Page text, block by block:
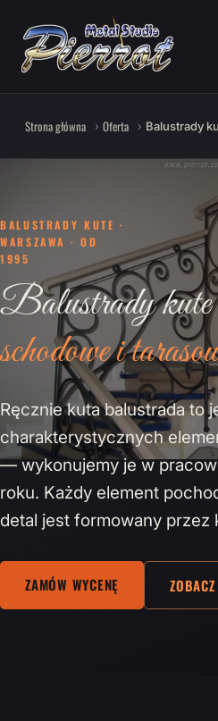
Strona główna Oferta Balustrady
BALUSTRADY KUTE ·
WARSZAWA · OD
1995
Balustrady kute
schodowe i
Ręcznie kuta balustrada to
charakterystycznych
— wykonujemy je w
roku. Każdy element
detal jest formowany przez
ZAMÓW WYCENĘ